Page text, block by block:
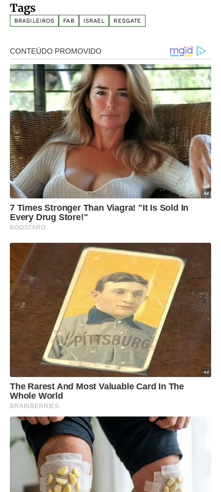
Tags
BRASILEIROS FAB ISRAEL RESGATE